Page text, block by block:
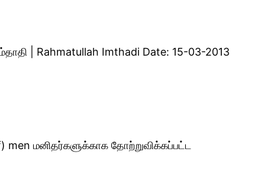
| Rahmatullah Imthadi Date: 15-03-2013
மனிதர்களுக்காக தோற்றுவிக்கப்பட்ட